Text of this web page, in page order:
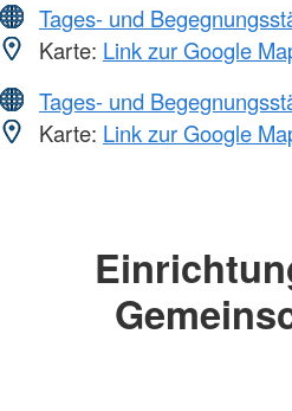
Tages- und
Karte: Link zur Google
Tages- und
Karte: Link zur Google